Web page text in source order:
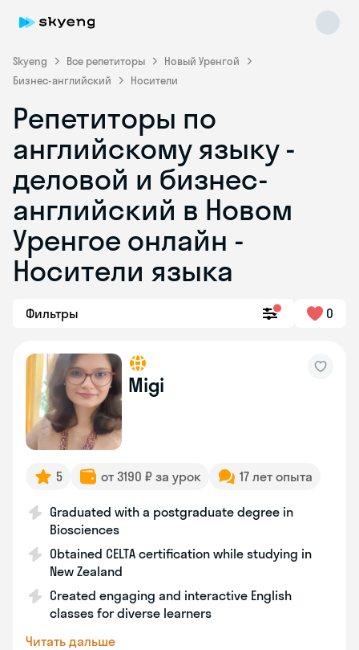
Skyeng Все репетиторы
Новый Уренгой
Бизнес-английский
Носители
Репетиторы по
английскому языку -
деловой и бизнес-
английский в Новом
Уренгое онлайн -
Носители языка
Фильтры 0
Migi
5 от 3190 ₽ за урок 17 лет опыта
Graduated with a postgraduate degree in
Biosciences
Obtained CELTA certification while studying in
New Zealand
Created engaging and interactive English
classes for diverse learners
Читать дальше
Skyeng Chat